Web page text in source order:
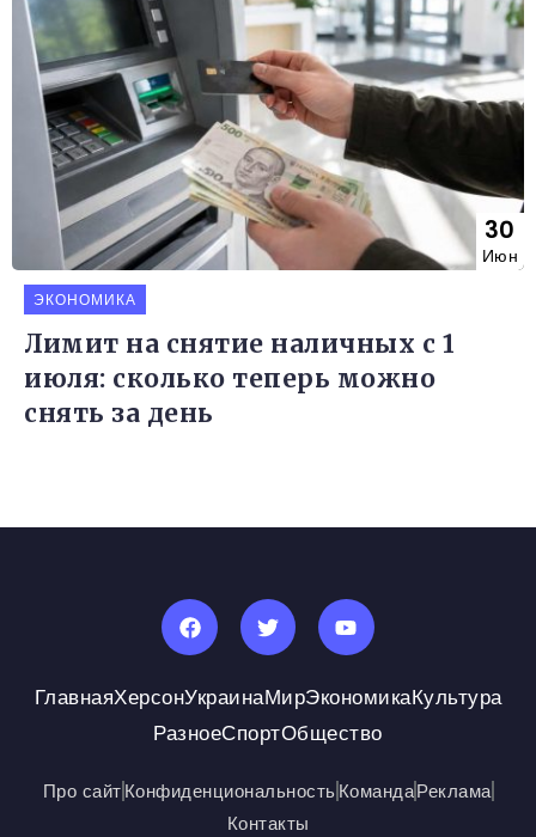
30
Июн
ЭКОНОМИКА
Лимит на снятие наличных с 1
июля: сколько теперь можно
снять за день
ГлавнаяХерсонУкраинаМирЭкономикаКультура
РазноеСпортОбщество
Про сайтКонфиденциональностьКомандаРеклама
Контакты